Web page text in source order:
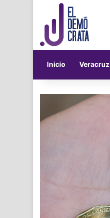
Inicio Veracruz